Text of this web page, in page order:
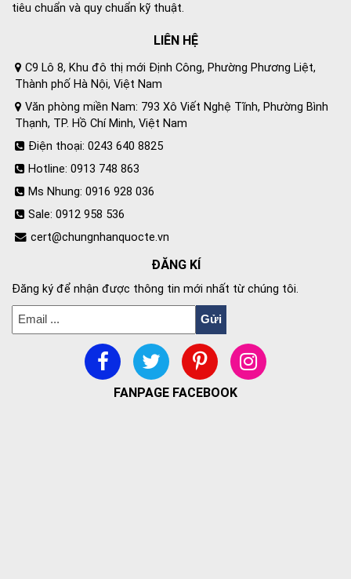
tiêu chuẩn và quy chuẩn kỹ thuật.
LIÊN HỆ
C9 Lô 8, Khu đô thị mới Định Công, Phường Phương Liệt,
Thành phố Hà Nội, Việt Nam
Văn phòng miền Nam: 793 Xô Viết Nghệ Tĩnh, Phường Bình
Thạnh, TP. Hồ Chí Minh, Việt Nam
Điện thoại: 0243 640 8825
Hotline: 0913 748 863
Ms Nhung: 0916 928 036
Sale: 0912 958 536
cert@chungnhanquocte.vn
ĐĂNG KÍ
Đăng ký để nhận được thông tin mới nhất từ chúng tôi.
FANPAGE FACEBOOK